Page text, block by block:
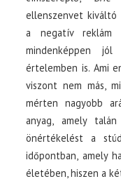
ellenszenvet kiváltó
a negatív reklám
mindenképpen
értelemben is. Ami
viszont nem más,
mérten nagyobb
anyag, amely
önértékelést a
időpontban, amely
életében, hiszen a